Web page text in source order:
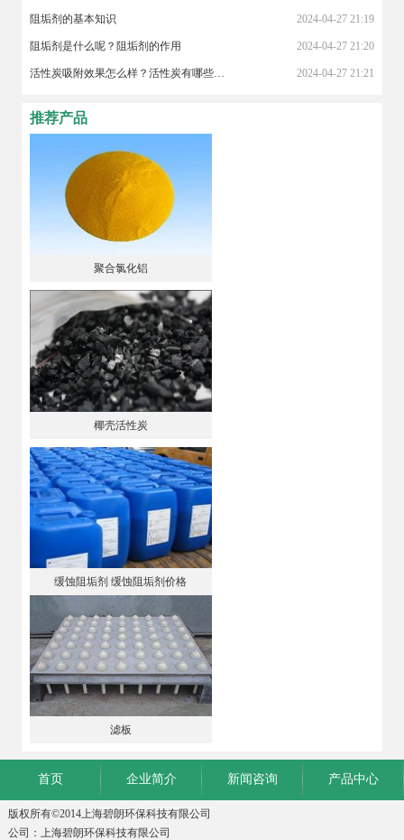
阻垢剂的基本知识 2024-04-27 21:19
阻垢剂是什么呢？阻垢剂的作用 2024-04-27 21:20
活性炭吸附效果怎么样？活性炭有哪些作用？ 2024-04-27 21:21
推荐产品
聚合氯化铝
椰壳活性炭
缓蚀阻垢剂 缓蚀阻垢剂价格
滤板
首页 企业简介 新闻咨询 产品中心
版权所有©2014上海碧朗环保科技有限公司
公司：上海碧朗环保科技有限公司